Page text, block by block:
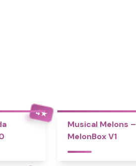
4★
Musical Melons –
MelonBox V1